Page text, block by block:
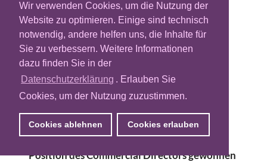
Wir verwenden Cookies, um die Nutzung der
Website zu optimieren. Einige sind technisch
notwendig, andere helfen uns, die Inhalte für
Sie zu verbessern. Weitere Informationen
dazu finden Sie in der
Datenschutzerklärung . Erlauben Sie
Cookies, um der Nutzung zuzustimmen.
Cookies ablehnen Cookies erlauben
Nach der Eröffnung neuer Standorte in
Hamburg und Düsseldorf erweitert der
französische Adtech-Anbieter Invibes
Advertising sein Team am bestehenden
Firmensitz in München. Wie das
Unternehmen für In-Feed-Advertising nun
bekannt gab, konnte Max Stern für die
Position des Commercial Directors gewonnen